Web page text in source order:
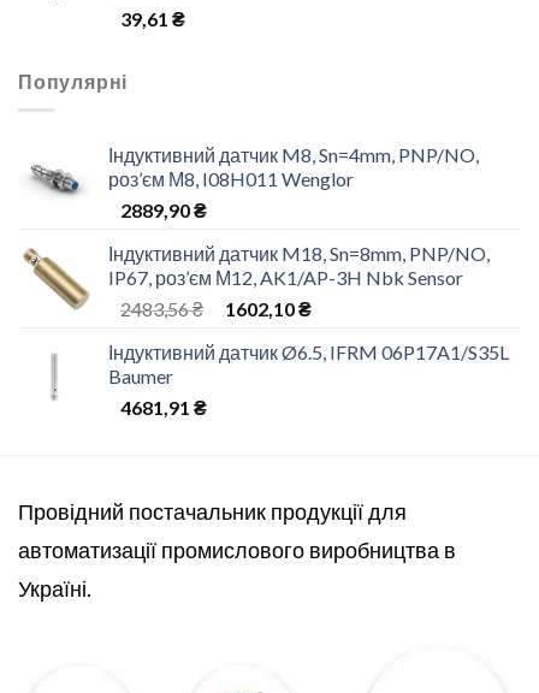
39,61 ₴
Популярні
Індуктивний датчик M8, Sn=4mm, PNP/NO,
роз’єм М8, I08H011 Wenglor
2889,90₴
Індуктивний датчик M18, Sn=8mm, PNP/NO,
IP67, роз’єм М12, AK1/AP-3H Nbk Sensor
2483,56₴ 1602,10₴
Індуктивний датчик Ø6.5, IFRM 06P17A1/S35L
Baumer
4681,91 ₴
Провідний постачальник продукції для
автоматизації промислового виробництва в
Україні.